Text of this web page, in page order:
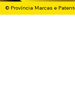
© Província Marcas e